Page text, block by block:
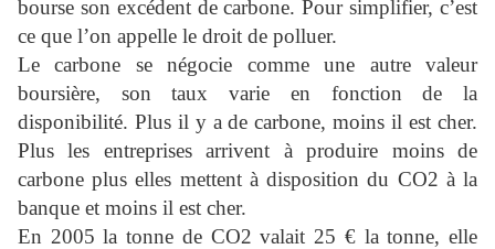
bourse son excédent de carbone. Pour simplifier, c’est
ce que l’on appelle le droit de polluer.
Le carbone se négocie comme une autre valeur
boursière, son taux varie en fonction de la
disponibilité. Plus il y a de carbone, moins il est cher.
Plus les entreprises arrivent à produire moins de
carbone plus elles mettent à disposition du CO2 à la
banque et moins il est cher.
En 2005 la tonne de CO2 valait 25 € la tonne, elle